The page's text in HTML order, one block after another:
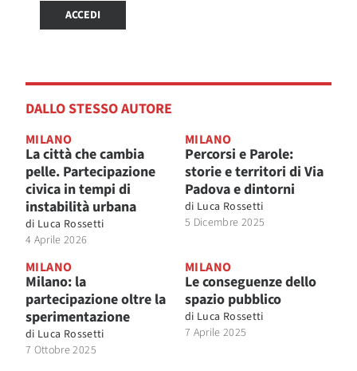
ACCEDI
DALLO STESSO AUTORE
MILANO
La città che cambia
pelle. Partecipazione
civica in tempi di
instabilità urbana
di Luca Rossetti
4 Aprile 2026
MILANO
Percorsi e Parole:
storie e territori di Via
Padova e dintorni
di Luca Rossetti
5 Dicembre 2025
MILANO
Milano: la
partecipazione oltre la
sperimentazione
di Luca Rossetti
7 Ottobre 2025
MILANO
Le conseguenze dello
spazio pubblico
di Luca Rossetti
7 Aprile 2025